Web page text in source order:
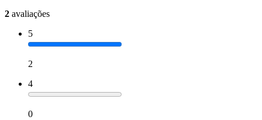
2 avaliações
5
2
4
0